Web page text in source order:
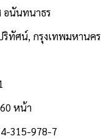
อนันทนาธร
ทัศน์, กรุงเทพมหานคร
หน้า
315-978-7